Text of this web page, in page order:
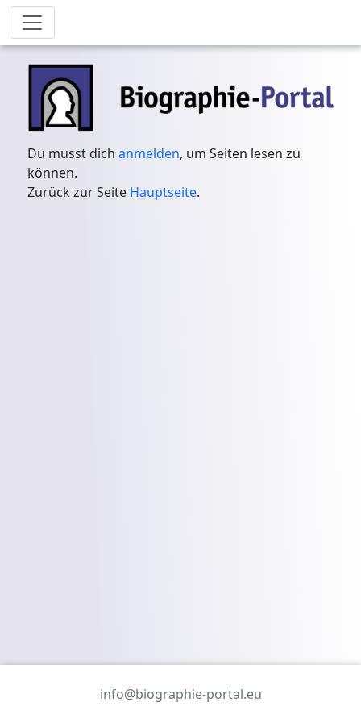
Du musst dichanmelden, um Seiten lesen zu
können.
Zurück zur Seite Hauptseite.
info@biographie-portal.eu